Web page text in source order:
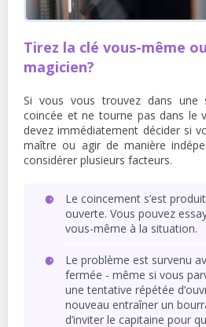
Tirez la clé vous-même
magicien?
Si vous vous trouvez dans
coincée et ne tourne pas dans le
devez immédiatement décider si
maître ou agir de manière
considérer plusieurs facteurs.
Le coincement s’est
ouverte. Vous pouvez
vous-même à la situation.
Le problème est survenu
fermée - même si vous
une tentative répétée
nouveau entraîner un
d’inviter le capitaine pour